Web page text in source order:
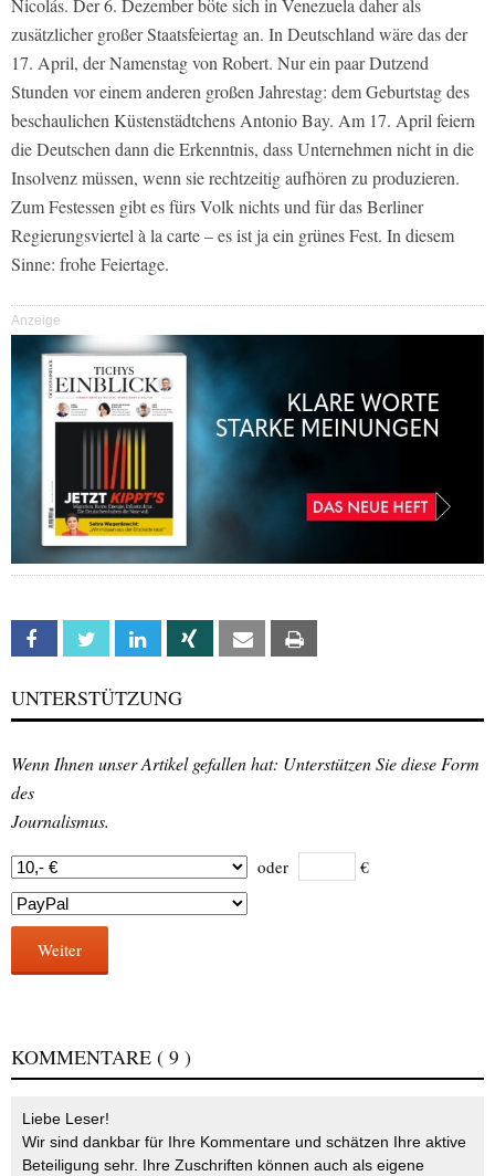
Nicolás. Der 6. Dezember böte sich in Venezuela daher als
zusätzlicher großer Staatsfeiertag an. In Deutschland wäre das der
17. April, der Namenstag von Robert. Nur ein paar Dutzend
Stunden vor einem anderen großen Jahrestag: dem Geburtstag des
beschaulichen Küstenstädtchens Antonio Bay. Am 17. April feiern
die Deutschen dann die Erkenntnis, dass Unternehmen nicht in die
Insolvenz müssen, wenn sie rechtzeitig aufhören zu produzieren.
Zum Festessen gibt es fürs Volk nichts und für das Berliner
Regierungsviertel à la carte – es ist ja ein grünes Fest. In diesem
Sinne: frohe Feiertage.
Anzeige
Facebook Twitter Linkedin Xing Email
UNTERSTÜTZUNG
Wenn Ihnen unser Artikel gefallen hat: Unterstützen Sie diese Form
des
Journalismus.
oder €
Weiter
KOMMENTARE ( 9 )
Liebe Leser!
Wir sind dankbar für Ihre Kommentare und schätzen Ihre aktive
Beteiligung sehr. Ihre Zuschriften können auch als eigene